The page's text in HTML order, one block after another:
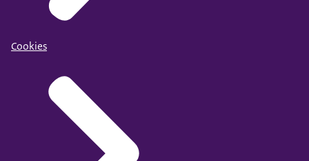
Cookies